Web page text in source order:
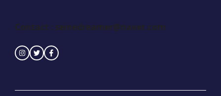
Contact : seinedreamer@naver.com